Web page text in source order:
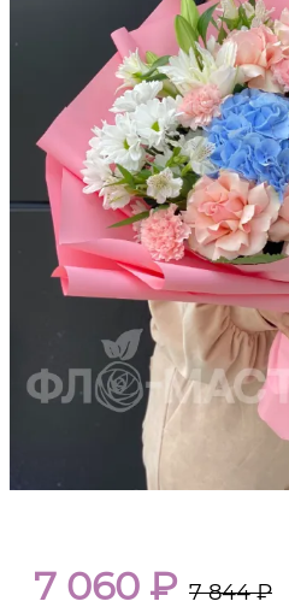
7 060 ₽ 7 844₽